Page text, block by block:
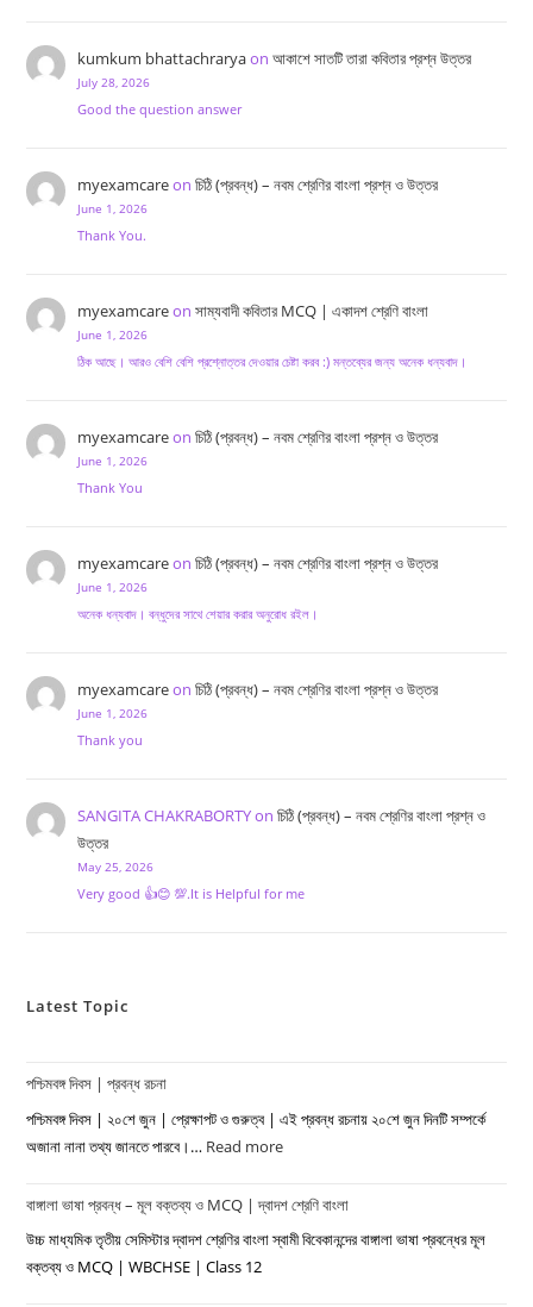
kumkum bhattachraryaon আকাশে সাতটি তারা কবিতার প্রশ্ন উত্তর
July 28, 2026
Good the question answer
myexamcareon চিঠি (প্রবন্ধ) – নবম শ্রেণির বাংলা প্রশ্ন ও উত্তর
June 1, 2026
Thank You.
myexamcareon সাম্যবাদী কবিতার MCQ | একাদশ শ্রেণি বাংলা
June 1, 2026
ঠিক আছে। আরও বেশি বেশি প্রশ্নোত্তর দেওয়ার চেষ্টা করব :) মন্তব্যের জন্য অনেক ধন্যবাদ।
myexamcareon চিঠি (প্রবন্ধ) – নবম শ্রেণির বাংলা প্রশ্ন ও উত্তর
June 1, 2026
Thank You
myexamcareon চিঠি (প্রবন্ধ) – নবম শ্রেণির বাংলা প্রশ্ন ও উত্তর
June 1, 2026
অনেক ধন্যবাদ। বন্ধুদের সাথে শেয়ার করার অনুরোধ রইল।
myexamcareon চিঠি (প্রবন্ধ) – নবম শ্রেণির বাংলা প্রশ্ন ও উত্তর
June 1, 2026
Thank you
SANGITA CHAKRABORTYon চিঠি (প্রবন্ধ) – নবম শ্রেণির বাংলা প্রশ্ন ও
উত্তর
May 25, 2026
Very good 👍😊 💯.It is Helpful for me
Latest Topic
পশ্চিমবঙ্গ দিবস | প্রবন্ধ রচনা
পশ্চিমবঙ্গ দিবস | ২০শে জুন | প্রেক্ষাপট ও গুরুত্ব | এই প্রবন্ধ রচনায় ২০শে জুন দিনটি সম্পর্কে
অজানা নানা তথ্য জানতে পারবে।… Read more:
দিবস
|
বাঙ্গালা ভাষা প্রবন্ধ – মূল বক্তব্য ও MCQ | দ্বাদশ শ্রেণি বাংলা
উচ্চ মাধ্যমিক তৃতীয় সেমিস্টার দ্বাদশ শ্রেণির বাংলা স্বামী বিবেকানন্দের বাঙ্গালা ভাষা প্রবন্ধের মূল
বক্তব্য ও MCQ | WBCHSE | Class 12